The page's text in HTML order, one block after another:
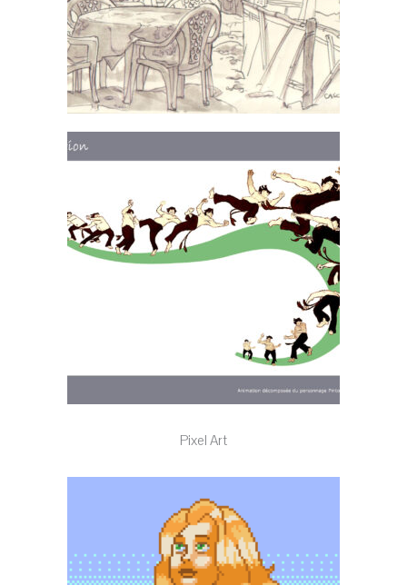
Pixel Art